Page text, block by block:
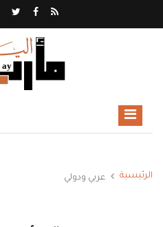
الرئيسية عربي ودولي